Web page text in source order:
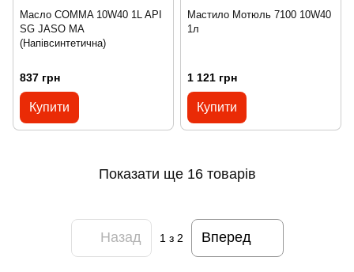
Масло COMMA 10W40 1L API
SG JASO MA
(Напівсинтетична)
837 грн
Купити
Мастило Мотюль 7100 10W40
1л
1 121 грн
Купити
Показати ще 16 товарів
Назад 1 з 2 Вперед